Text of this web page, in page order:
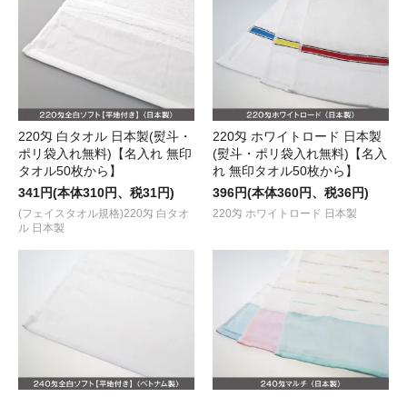
220匁 白タオル 日本製(熨斗・
ポリ袋入れ無料)【名入れ 無印
タオル50枚から】
341円(本体310円、税31円)
(フェイスタオル規格)220匁 白タオ
ル 日本製
220匁 ホワイトロード 日本製
(熨斗・ポリ袋入れ無料)【名入
れ 無印タオル50枚から】
396円(本体360円、税36円)
220匁 ホワイトロード 日本製